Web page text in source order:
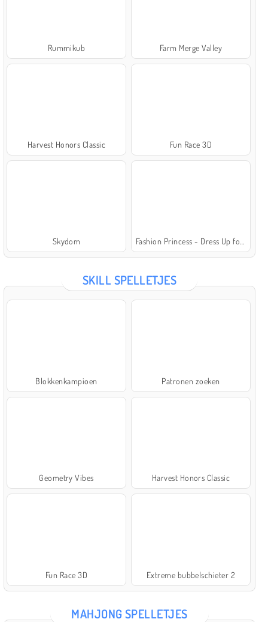
Rummikub Farm Merge Valley
Harvest Honors Classic Fun Race 3D
Skydom Fashion Princess - Dress Up for Girls
SKILL SPELLETJES
Blokkenkampioen Patronen zoeken
Geometry Vibes Harvest Honors Classic
Fun Race 3D Extreme bubbelschieter 2
MAHJONG SPELLETJES